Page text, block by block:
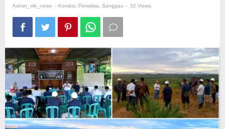
untuk
Optimalkan
Pengelolaan
TBM
IV
Regional
V
Admin_mk_news - Kombis Peristiwa Sanggau - 32 Views